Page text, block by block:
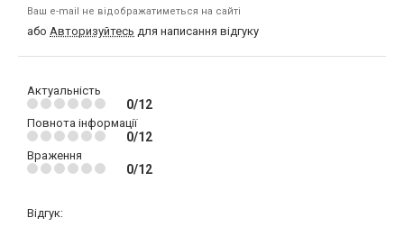
Ваш e-mail не відображатиметься на сайті
або Авторизуйтесь для написання відгуку
Актуальність
0/12
Повнота інформації
0/12
Враження
0/12
Відгук: